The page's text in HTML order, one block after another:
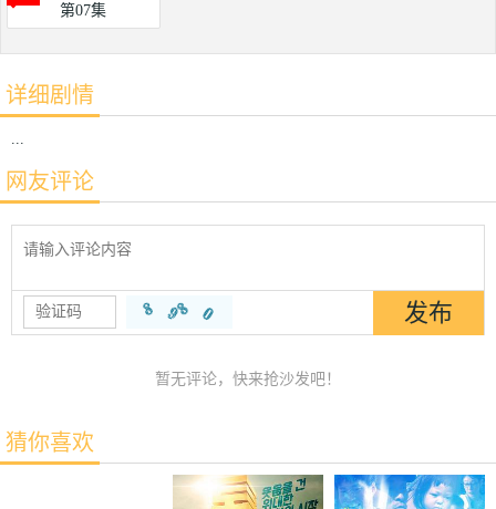
第07集
详细剧情
网友评论
暂无评论，快来抢沙发吧！
猜你喜欢